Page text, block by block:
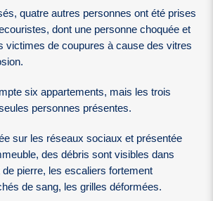
quatre autres personnes ont été prises
dont une personne choquée et
victimes de coupures à cause des vitres
six appartements, mais les trois
personnes présentes.
sur les réseaux sociaux et présentée
des débris sont visibles dans
de pierre, les escaliers fortement
de sang, les grilles déformées.